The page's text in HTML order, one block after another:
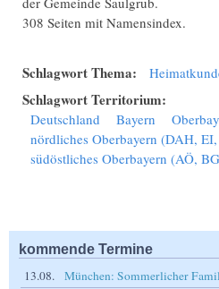
308 Seiten mit Namensindex.
Schlagwort Thema:
Schlagwort Territorium:
Deutschland Bayern
nördliches Oberbayern (DAH,
südöstliches Oberbayern (AÖ,
kommende Termine
13.08.
München: Sommerlicher